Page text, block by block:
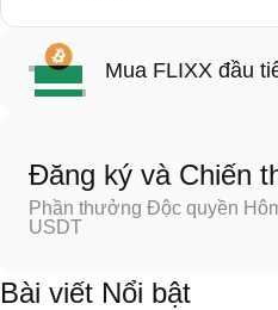
Mua FLIXX đầu
Đăng ký và Chiến
Phần thưởng Độc quyền
USDT
Bài viết Nổi bật